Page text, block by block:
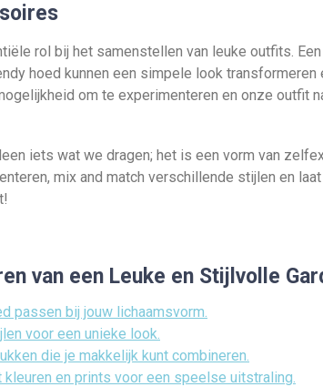
rol bij het samenstellen van leuke outfits. Een
hoed kunnen een simpele look transformeren
om te experimenteren en onze outfit
iets wat we dragen; het is een vorm van
mix and match verschillende stijlen en
van een Leuke en Stijlvolle
passen bij jouw lichaamsvorm.
voor een unieke look.
die je makkelijk kunt combineren.
en prints voor een speelse uitstraling.